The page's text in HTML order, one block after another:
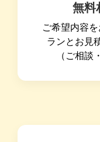
無料
ご希望内容
ランとお見
（ご相談